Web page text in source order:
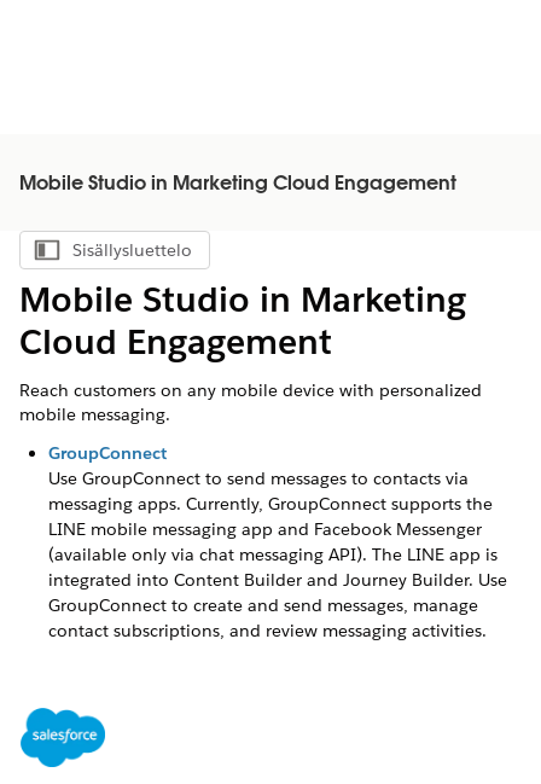
Mobile Studio in Marketing Cloud Engagement
Näytä sisällysluettelo
Sisällysluettelo
Mobile Studio in Marketing
Cloud Engagement
Reach customers on any mobile device with personalized
mobile messaging.
GroupConnect
Use GroupConnect to send messages to contacts via
messaging apps. Currently, GroupConnect supports the
LINE mobile messaging app and Facebook Messenger
(available only via chat messaging API). The LINE app is
integrated into Content Builder and Journey Builder. Use
GroupConnect to create and send messages, manage
contact subscriptions, and review messaging activities.
messages using MobileConnect. Send alerts and
transactional messages to subscribers using templates and
a drag-and-drop interface. Automatically respond to